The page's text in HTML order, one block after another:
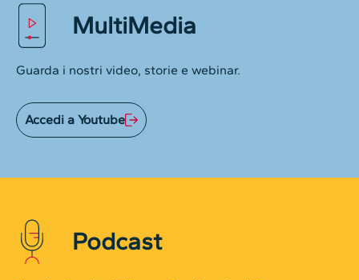
MultiMedia
Guarda i nostri video, storie e webinar.
Accedi a Youtube
Podcast